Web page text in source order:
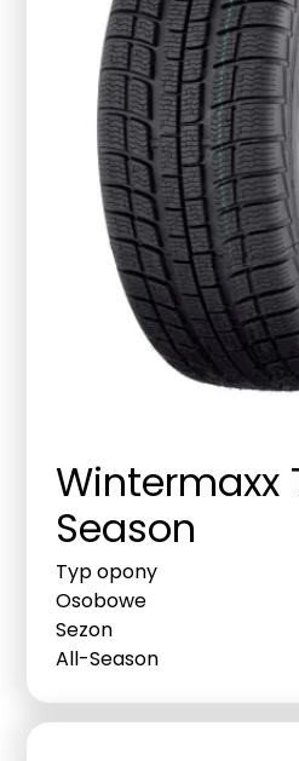
Wintermaxx
Season
Typ opony
Osobowe
Sezon
All-Season